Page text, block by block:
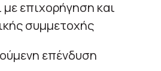
επιχορήγηση και
συμμετοχής
επένδυση